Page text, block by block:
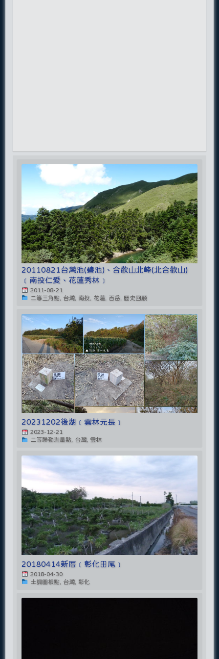
20110821台灣池(碧池)、合歡山北峰(北合歡山)
﹝南投仁愛、花蓮秀林﹞
2011-08-21
二等三角點, 台灣, 南投, 花蓮, 百岳, 歷史回顧
20231202後湖﹝雲林元長﹞
2023-12-21
二等聯勤測量點, 台灣, 雲林
20180414新厝﹝彰化田尾﹞
2018-04-30
土調圖根點, 台灣, 彰化